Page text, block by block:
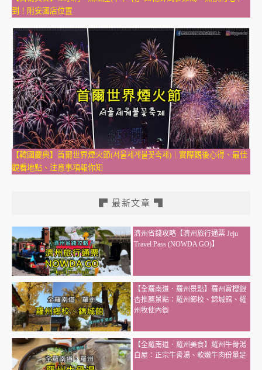
到！附安國店位置
【韓國慶典】首爾世界煙火節(서울세계불꽃축제)｜實際觀後心得、最佳
觀看地點、注意事項報你知
▛ 最新文章 ▜
濟州省錢攻略【濟州旅行通票 Jeju
Travel Pass (NOWDA GO)】
【全羅南道．羅州景點】羅州賞櫻銀
杏推薦景點：羅州鄉校、錦城館、羅
州牧使內衙
【全羅南道．羅州美食】羅州牛骨湯
白屋：正宗牛骨湯、軟嫩牛肉份量足